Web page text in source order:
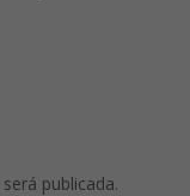
publicada.